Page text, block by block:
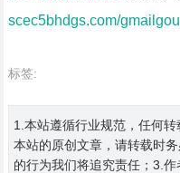
scec5bhdgs.com/
标签:
1.本站遵循行业规范，任何
本站的原创文章，请转载时
的行为我们将追究责任；3.作